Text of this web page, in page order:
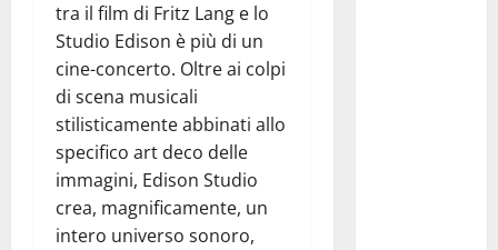
tra il film di Fritz Lang e lo
Studio Edison è più di un
cine-concerto. Oltre ai colpi
di scena musicali
stilisticamente abbinati allo
specifico art deco delle
immagini, Edison Studio
crea, magnificamente, un
intero universo sonoro,